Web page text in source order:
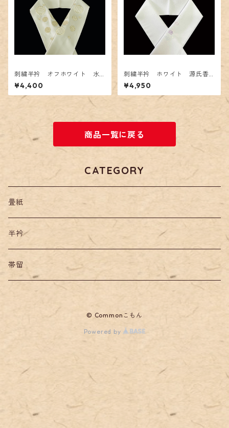
刺繍半衿 オフホワイト 水
玉レース
¥4,400
刺繍半衿 ホワイト 源氏香
文様 パープル系
¥4,950
商品一覧に戻る
CATEGORY
畳紙
半衿
帯留
© Commonこもん
Powered by